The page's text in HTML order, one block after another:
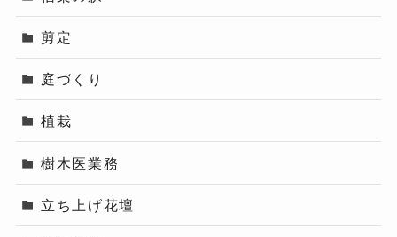
剪定
庭づくり
植栽
樹木医業務
立ち上げ花壇